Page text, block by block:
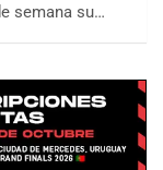
semana su…